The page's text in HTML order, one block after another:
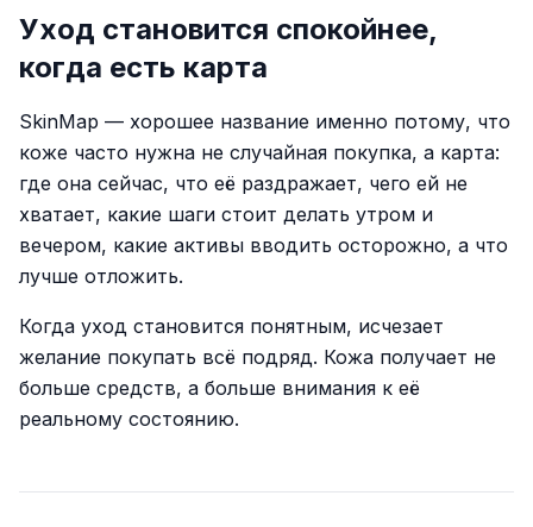
Уход становится спокойнее,
когда есть карта
SkinMap — хорошее название именно потому, что
коже часто нужна не случайная покупка, а карта:
где она сейчас, что её раздражает, чего ей не
хватает, какие шаги стоит делать утром и
вечером, какие активы вводить осторожно, а что
лучше отложить.
Когда уход становится понятным, исчезает
желание покупать всё подряд. Кожа получает не
больше средств, а больше внимания к её
реальному состоянию.